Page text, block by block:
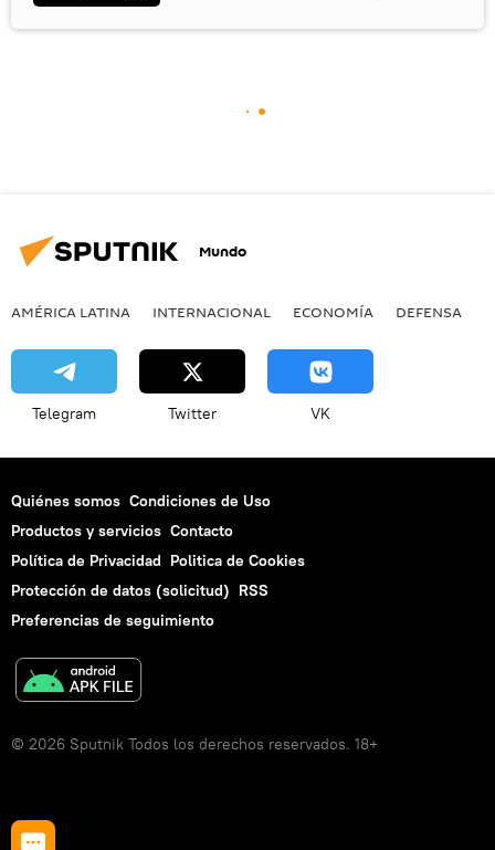
Mundo
AMÉRICA LATINA INTERNACIONAL ECONOMÍA DEFENSA
Telegram Twitter VK
Quiénes somos Condiciones de Uso
Productos y servicios Contacto
Política de Privacidad Politica de Cookies
Protección de datos (solicitud) RSS
Preferencias de seguimiento
© 2026 Sputnik Todos los derechos reservados. 18+